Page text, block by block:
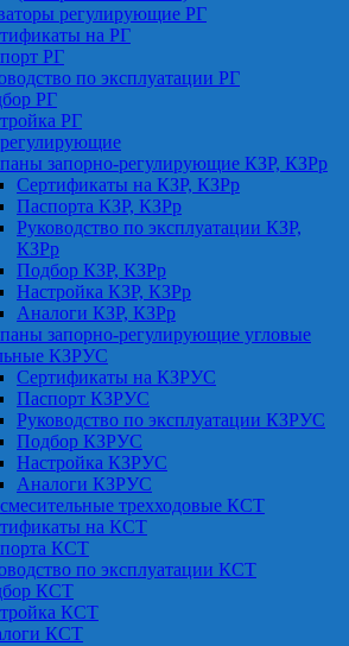
регулирующие РГ
на РГ
РГ
по эксплуатации РГ
РГ
РГ
запорно-регулирующие КЗР, КЗРр
Сертификаты на КЗР, КЗРр
Паспорта КЗР, КЗРр
Руководство по эксплуатации КЗР,
КЗРр
Подбор КЗР, КЗРр
Настройка КЗР, КЗРр
Аналоги КЗР, КЗРр
запорно-регулирующие угловые
КЗРУС
Сертификаты на КЗРУС
Паспорт КЗРУС
Руководство по эксплуатации КЗРУС
Подбор КЗРУС
Настройка КЗРУС
Аналоги КЗРУС
трехходовые КСТ
на КСТ
КСТ
по эксплуатации КСТ
КСТ
КСТ
КСТ